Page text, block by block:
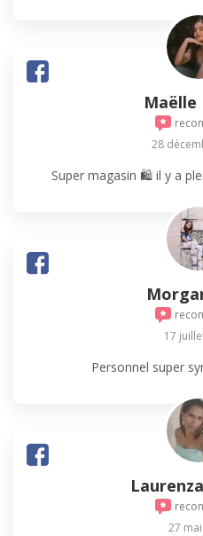
28
Super magasin 🛍 il y a
17
Personnel super
27